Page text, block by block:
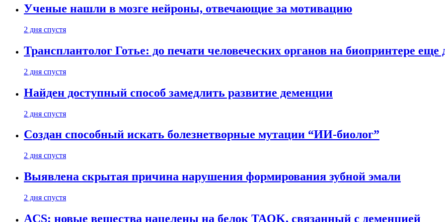
Ученые нашли в мозге нейроны, отвечающие за мотивацию
2 дня спустя
Трансплантолог Готье: до печати человеческих органов на биопринтере еще
2 дня спустя
Найден доступный способ замедлить развитие деменции
2 дня спустя
Создан способный искать болезнетворные мутации “ИИ-биолог”
2 дня спустя
Выявлена скрытая причина нарушения формирования зубной эмали
2 дня спустя
ACS: новые вещества нацелены на белок TAOK, связанный с деменцией